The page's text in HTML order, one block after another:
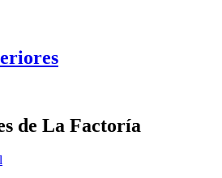
de La Factoría